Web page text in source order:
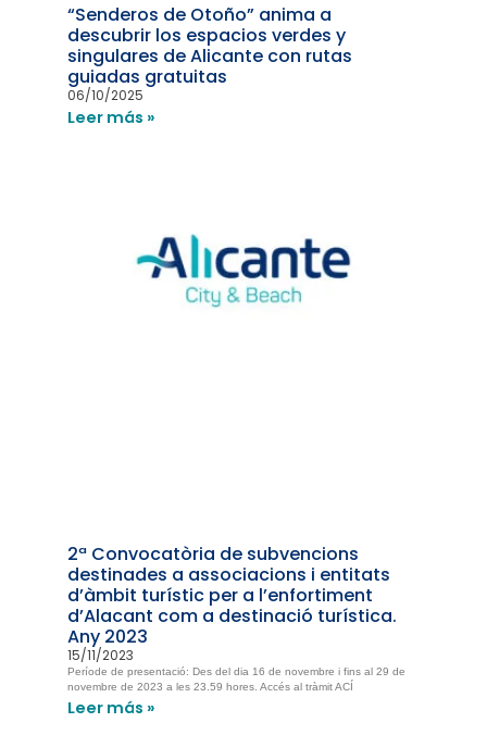
“Senderos de Otoño” anima a
descubrir los espacios verdes y
singulares de Alicante con rutas
guiadas gratuitas
06/10/2025
Leer más »
2ª Convocatòria de subvencions
destinades a associacions i entitats
d’àmbit turístic per a l’enfortiment
d’Alacant com a destinació turística.
Any 2023
15/11/2023
Període de presentació: Des del dia 16 de novembre i fins al 29 de
novembre de 2023 a les 23.59 hores. Accés al tràmit ACÍ
Leer más »